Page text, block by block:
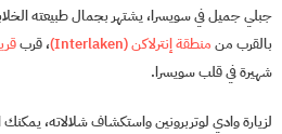
جبلي جميل في سويسرا، يشتهر بجمال طبيعته
بالقرب من منطقة إنترلاكن (Interlaken) ، قرب
شهيرة في قلب سويسرا.
لزيارة وادي لوتربرونين واستكشاف شلالاته،